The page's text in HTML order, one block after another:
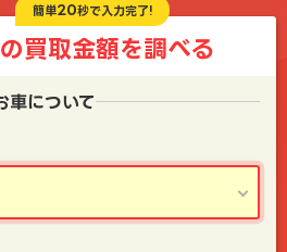
簡単20秒で入力完了!
買取金額を調べる
車について